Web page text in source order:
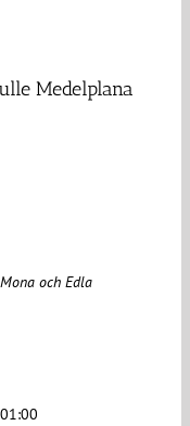
Medelplana
och Edla